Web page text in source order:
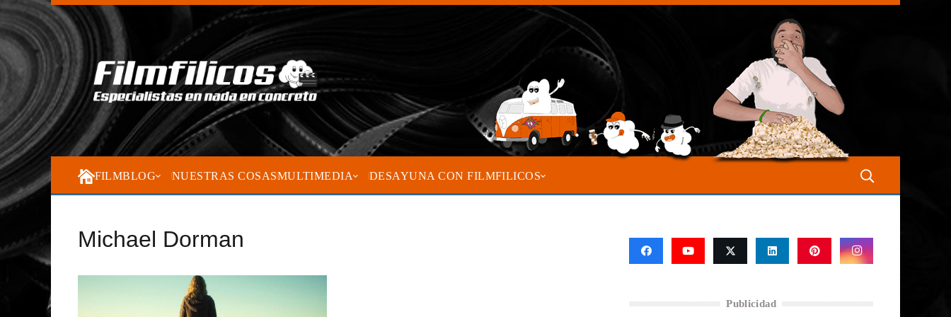
FILMBLOG NUESTRAS COSASMULTIMEDIA DESAYUNA CON FILMFILICOS
Michael Dorman
Publicidad